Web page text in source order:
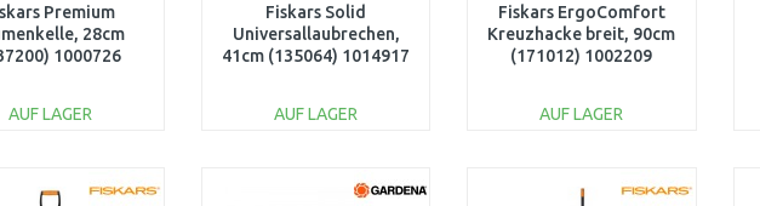
Premium
28cm
1000726
AUF LAGER
Fiskars Solid
Universallaubrechen,
41cm (135064) 1014917
AUF LAGER
Fiskars ErgoComfort
Kreuzhacke breit, 90cm
(171012) 1002209
AUF LAGER